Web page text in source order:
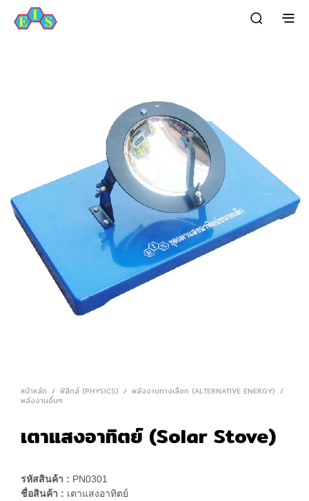
หน้าหลัก / ฟิสิกส์ (PHYSICS) / พลังงานทางเลือก (ALTERNATIVE ENERGY) /
พลังงานอื่นๆ
เตาแสงอาทิตย์ (Solar Stove)
รหัสสินค้า : PN0301
ชื่อสินค้า : เตาแสงอาทิตย์